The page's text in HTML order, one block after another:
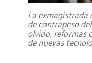
La exmagistrada
de contrapeso
olvido, reformas
de nuevas